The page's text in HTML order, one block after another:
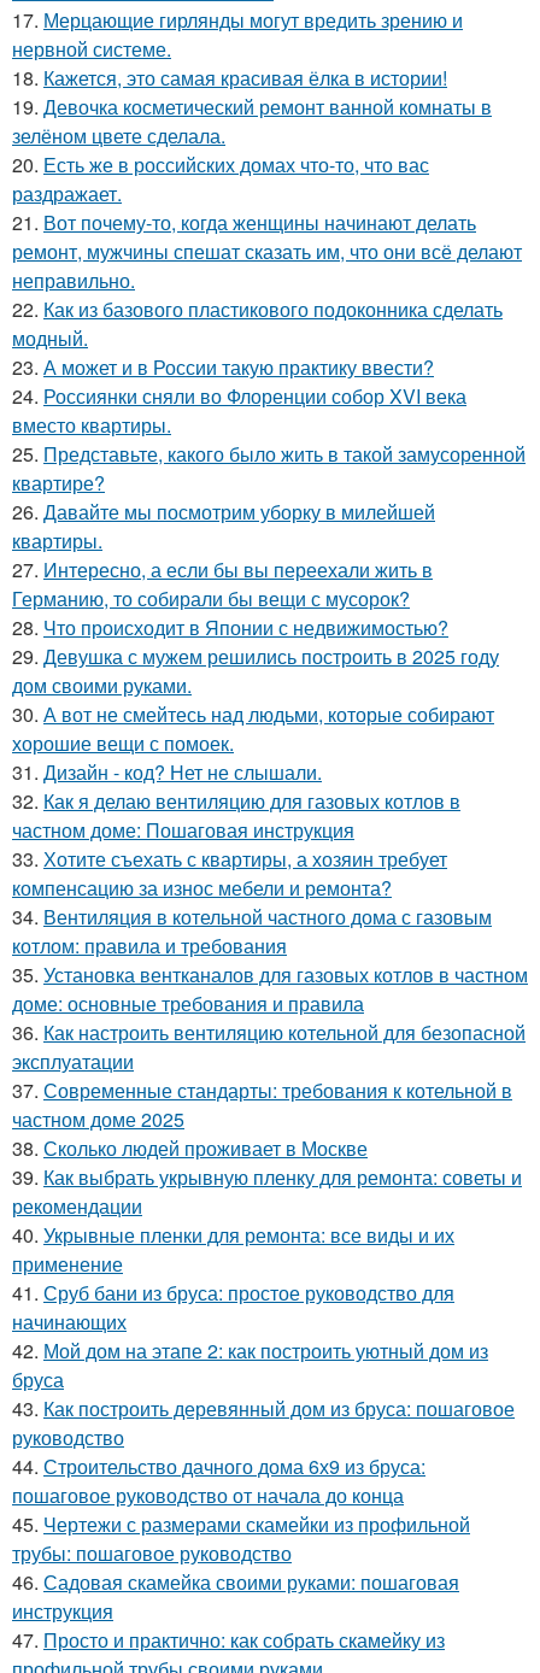
17. Мерцающие гирлянды могут вредить зрению и
нервной системе.
18. Кажется, это самая красивая ёлка в истории!
19. Девочка косметический ремонт ванной комнаты в
зелёном цвете сделала.
20. Есть же в российских домах что-то, что вас
раздражает.
21. Вот почему-то, когда женщины начинают делать
ремонт, мужчины спешат сказать им, что они всё делают
неправильно.
22. Как из базового пластикового подоконника сделать
модный.
23. А может и в России такую практику ввести?
24. Россиянки сняли во Флоренции собор XVI века
вместо квартиры.
25. Представьте, какого было жить в такой замусоренной
квартире?
26. Давайте мы посмотрим уборку в милейшей
квартиры.
27. Интересно, а если бы вы переехали жить в
Германию, то собирали бы вещи с мусорок?
28. Что происходит в Японии с недвижимостью?
29. Девушка с мужем решились построить в 2025 году
дом своими руками.
30. А вот не смейтесь над людьми, которые собирают
хорошие вещи с помоек.
31. Дизайн - код? Нет не слышали.
32. Как я делаю вентиляцию для газовых котлов в
частном доме: Пошаговая инструкция
33. Хотите съехать с квартиры, а хозяин требует
компенсацию за износ мебели и ремонта?
34. Вентиляция в котельной частного дома с газовым
котлом: правила и требования
35. Установка вентканалов для газовых котлов в частном
доме: основные требования и правила
36. Как настроить вентиляцию котельной для безопасной
эксплуатации
37. Современные стандарты: требования к котельной в
частном доме 2025
38. Сколько людей проживает в Москве
39. Как выбрать укрывную пленку для ремонта: советы и
рекомендации
40. Укрывные пленки для ремонта: все виды и их
применение
41. Сруб бани из бруса: простое руководство для
начинающих
42. Мой дом на этапе 2: как построить уютный дом из
бруса
43. Как построить деревянный дом из бруса: пошаговое
руководство
44. Строительство дачного дома 6х9 из бруса:
пошаговое руководство от начала до конца
45. Чертежи с размерами скамейки из профильной
трубы: пошаговое руководство
46. Садовая скамейка своими руками: пошаговая
инструкция
47. Просто и практично: как собрать скамейку из